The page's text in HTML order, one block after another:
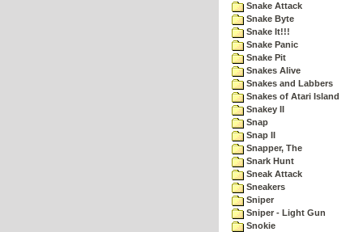
Snake Attack
Snake Byte
Snake It!!!
Snake Panic
Snake Pit
Snakes Alive
Snakes and Labbers
Snakes of Atari Island
Snakey II
Snap
Snap II
Snapper, The
Snark Hunt
Sneak Attack
Sneakers
Sniper
Sniper - Light Gun
Snokie